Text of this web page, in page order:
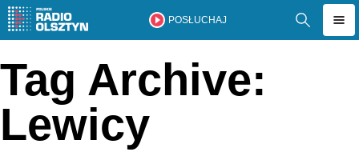
POSŁUCHAJ
Tag Archive:
Lewicy